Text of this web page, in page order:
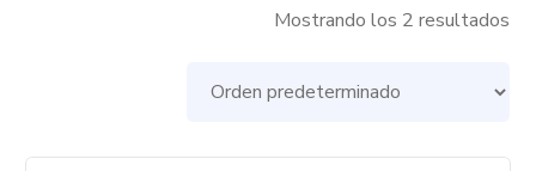
Mostrando los 2 resultados